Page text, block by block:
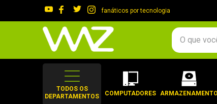
fanáticos por tecnologia
O que você procura?
TODOS OS
DEPARTAMENTOS
COMPUTADORES ARMAZENAMENTO
gabinete
2º
keychron